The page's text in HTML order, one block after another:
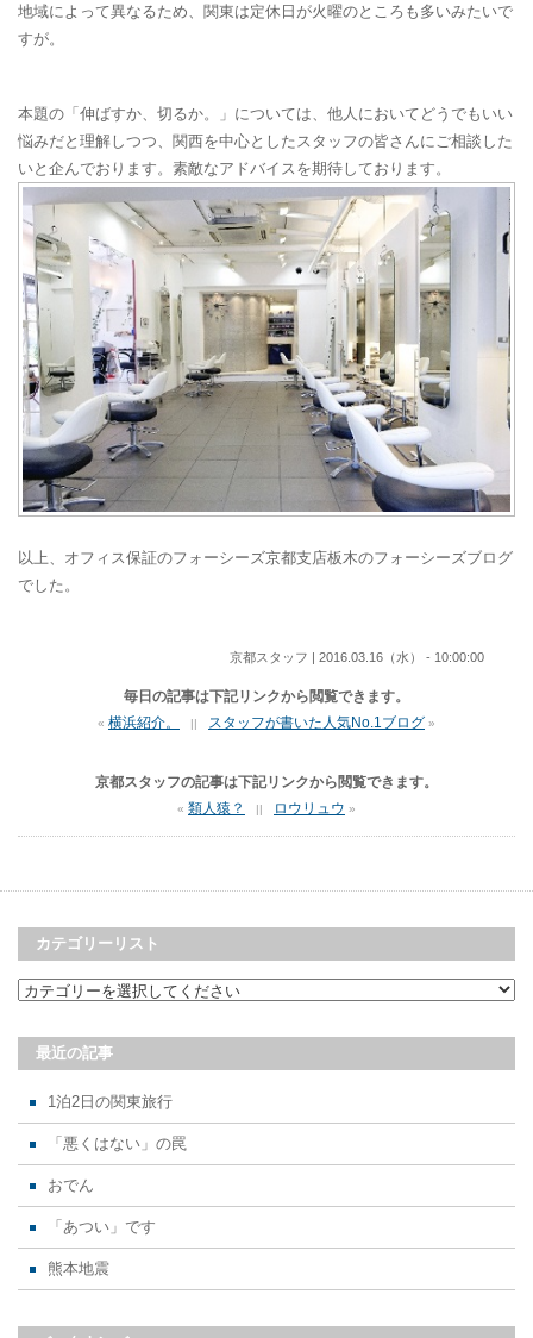
地域によって異なるため、関東は定休日が火曜のところも多いみたいで
すが。
本題の「伸ばすか、切るか。」については、他人においてどうでもいい
悩みだと理解しつつ、関西を中心としたスタッフの皆さんにご相談した
いと企んでおります。素敵なアドバイスを期待しております。
以上、オフィス保証のフォーシーズ京都支店板木のフォーシーズブログ
でした。
京都スタッフ | 2016.03.16（水） - 10:00:00
毎日の記事は下記リンクから閲覧できます。
« 横浜紹介。 || スタッフが書いた人気No.1ブログ »
京都スタッフの記事は下記リンクから閲覧できます。
« 類人猿？ || ロウリュウ »
カテゴリーリスト
最近の記事
1泊2日の関東旅行
「悪くはない」の罠
おでん
「あつい」です
熊本地震